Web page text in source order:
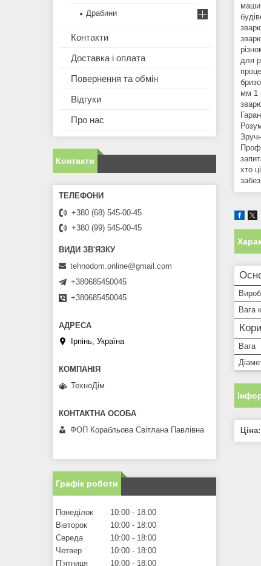
для
мм 1
хто
Вага
Вага
Ціна:
Драбини
Контакти
Доставка і оплата
Повернення та обмін
Відгуки
Про нас
Контакти
+380 (68) 545-00-45
+380 (99) 545-00-45
tehnodom.online@gmail.com
+380685450045
+380685450045
Ірпінь, Україна
ТехноДім
ФОП Корабльова Світлана Павлівна
Графік роботи
Понеділок 10:00
18:00
Вівторок
10:00
18:00
Середа
10:00
18:00
Четвер
10:00
18:00
Пʼятниця
10:00 18:00